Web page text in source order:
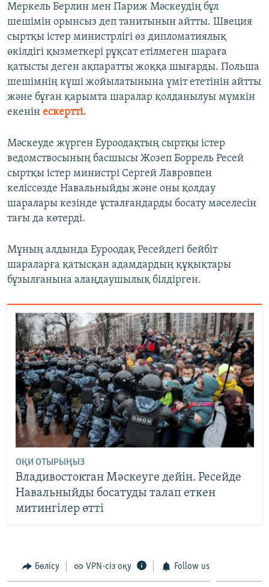
Меркель Берлин мен Париж Мәскеудің бұл
шешімін орынсыз деп танитынын айтты. Швеция
сыртқы істер министрлігі өз дипломатиялық
өкілдігі қызметкері рұқсат етілмеген шараға
қатысты деген ақпаратты жоққа шығарды. Польша
шешімнің күші жойылатынына үміт ететінін айтты
және бұған қарымта шаралар қолданылуы мүмкін
екенін ескертті.
Мәскеуде жүрген Еуроодақтың сыртқы істер
ведомствосының басшысы Жозеп Боррель Ресей
сыртқы істер министрі Сергей Лавровпен
келіссөзде Навальныйды және оны қолдау
шаралары кезінде ұсталғандарды босату мәселесін
тағы да көтерді.
Мұның алдында Еуроодақ Ресейдегі бейбіт
шараларға қатысқан адамдардың құқықтары
бұзылғанына алаңдаушылық білдірген.
ОҚИ ОТЫРЫҢЫЗ
Владивостоктан Мәскеуге дейін. Ресейде
Навальныйды босатуды талап еткен
митингілер өтті
Бөлісу VPN-сіз оқу Follow us